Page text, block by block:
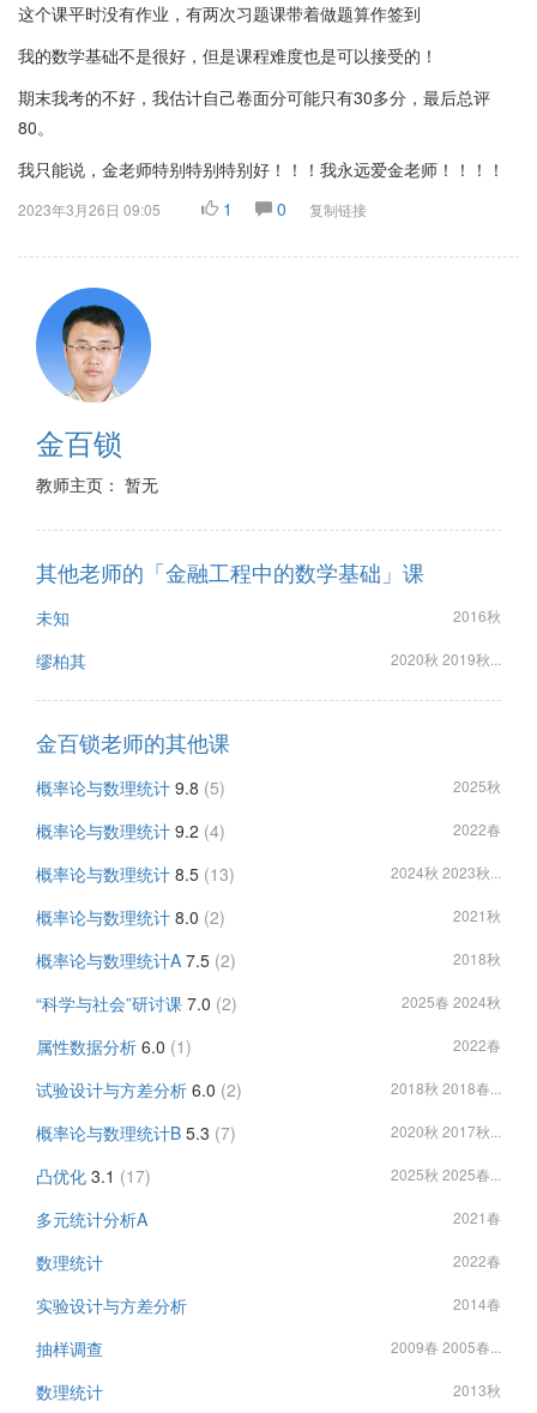
这个课平时没有作业，有两次习题课带着做题算作签到
我的数学基础不是很好，但是课程难度也是可以接受的！
期末我考的不好，我估计自己卷面分可能只有30多分，最后总评
80。
我只能说，金老师特别特别特别好！！！我永远爱金老师！！！！
2023年3月26日 09:05 1 0 复制链接
金百锁
教师主页： 暂无
其他老师的「金融工程中的数学基础」课
未知 2016秋
缪柏其 2020秋 2019秋...
金百锁老师的其他课
概率论与数理统计 9.8 (5) 2025秋
概率论与数理统计 9.2 (4) 2022春
概率论与数理统计 8.5 (13) 2024秋 2023秋...
概率论与数理统计 8.0 (2) 2021秋
概率论与数理统计A 7.5 (2) 2018秋
“科学与社会”研讨课 7.0 (2) 2025春 2024秋
属性数据分析 6.0 (1) 2022春
试验设计与方差分析 6.0 (2) 2018秋 2018春...
概率论与数理统计B 5.3 (7) 2020秋 2017秋...
凸优化 3.1 (17) 2025秋 2025春...
多元统计分析A 2021春
数理统计 2022春
实验设计与方差分析 2014春
抽样调查 2009春 2005春...
数理统计 2013秋